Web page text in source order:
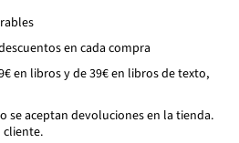
en cada compra
en libros y de 39€ en libros de texto,
se aceptan devoluciones en la tienda.
cliente.